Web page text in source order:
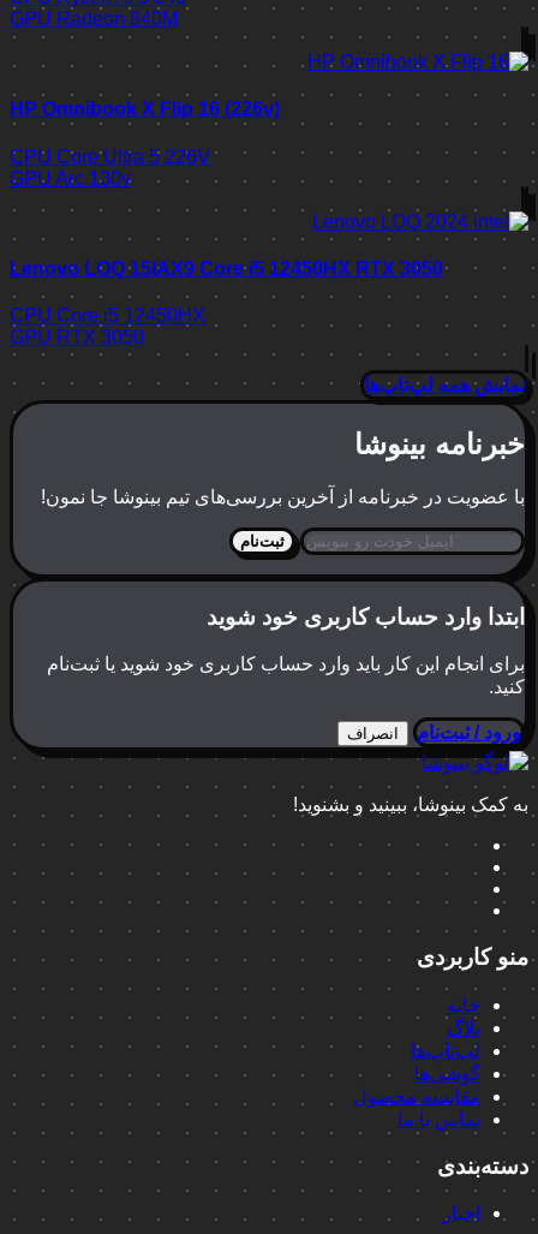
GPU Radeon 840M
HP Omnibook X Flip 16 (226v)
CPU Core Ultra 5 226V
GPU Arc 130v
Lenovo LOQ 15IAX9 Core i5 12450HX RTX 3050
CPU Core i5 12450HX
GPU RTX 3050
نمایش همه لپ‌تاپ‌ها
خبرنامه بینوشا
با عضویت در خبرنامه از آخرین بررسی‌های تیم بینوشا جا نمون!
ثبت‌نام
ابتدا وارد حساب کاربری خود شوید
برای انجام این کار باید وارد حساب کاربری خود شوید یا ثبت‌نام
کنید.
ورود / ثبت‌نام انصراف
به کمک بینوشا، ببینید و بشنوید!
منو کاربردی
خانه
بلاگ
لپ‌تاپ‌ها
گوشی‌ها
مقایسه محصول
تماس با ما
دسته‌بندی
اخبار